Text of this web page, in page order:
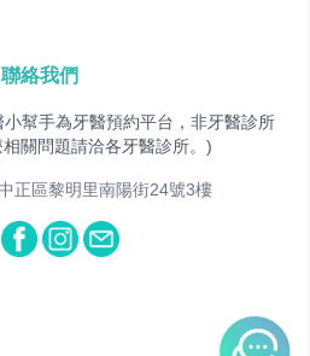
聯絡我們
小幫手為牙醫預約平台，非牙醫診所
關問題請洽各牙醫診所。)
正區黎明里南陽街24號3樓